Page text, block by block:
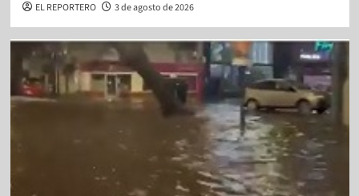
EL REPORTERO 3 de agosto de 2026